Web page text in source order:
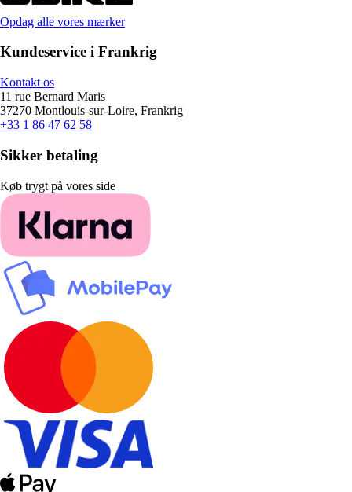
Opdag alle vores mærker
Kundeservice i Frankrig
Kontakt os
11 rue Bernard Maris
37270 Montlouis-sur-Loire, Frankrig
+33 1 86 47 62 58
Sikker betaling
Køb trygt på vores side